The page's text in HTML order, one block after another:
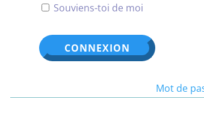
Souviens-toi de moi
Mot de